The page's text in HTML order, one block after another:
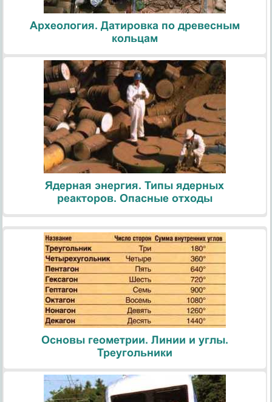
Археология. Датировка по древесным
кольцам
Ядерная энергия. Типы ядерных
реакторов. Опасные отходы
Основы геометрии. Линии и углы.
Треугольники